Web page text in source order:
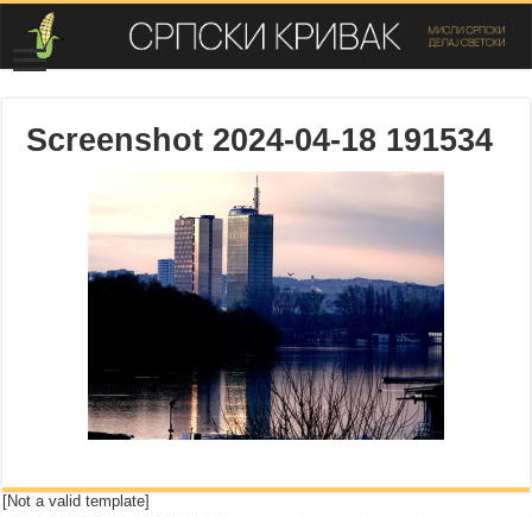
Screenshot 2024-04-18 191534
[Not a valid template]